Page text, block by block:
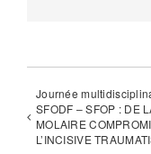
Journée
SFODF – SFOP : DE
MOLAIRE
L’INCISIVE